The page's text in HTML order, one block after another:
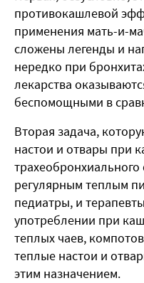
противокашлевой
применения мать-и-
сложены легенды и
нередко при
лекарства
беспомощными в
Вторая задача,
настои и отвары при
регулярным теплым
педиатры, и
употреблении при
теплых чаев,
теплые настои и
этим назначением.